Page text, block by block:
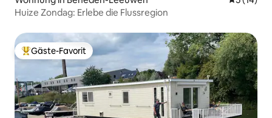
Huize Zondag: Erlebe die Flussregion
Beliebter Gäste-Favorit.
Gäste-Favorit